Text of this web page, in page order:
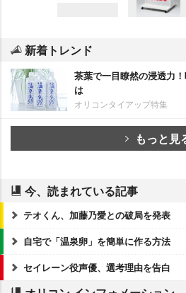
新着トレンド
茶葉で一目瞭然の浸透力
は
オリコンタイアップ特集
もっと見
今、読まれている記事
テオくん、加藤乃愛との破局を発表
自宅で「温泉卵」を簡単に作る方法
セイレーン役声優、選考理由を告白